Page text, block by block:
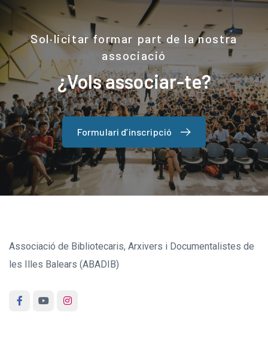
Sol·licitar formar part de la nostra
associació
¿Vols associar-te?
Formulari d’inscripció
Associació de Bibliotecaris, Arxivers i Documentalistes de
les Illes Balears (ABADIB)